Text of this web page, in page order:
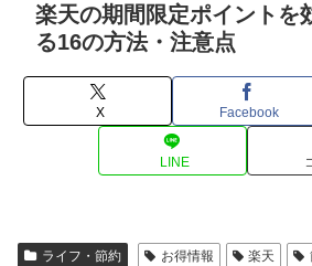
楽天の期間限定ポイントを
る16の方法・注意点
X Facebook
LINE
ライフ・節約 お得情報 楽天